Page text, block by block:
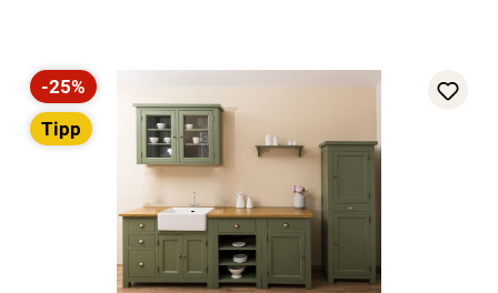
Rabatt
-25%
Tipp